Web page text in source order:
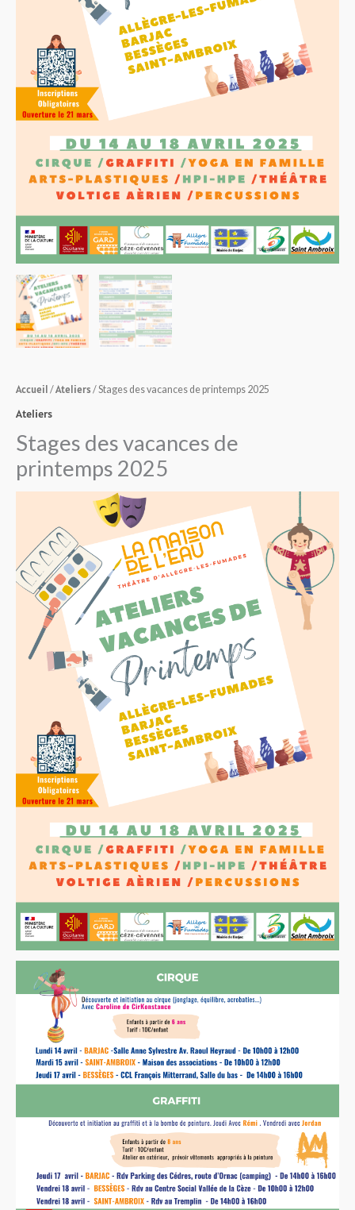
Accueil /Ateliers / Stages des vacances de printemps 2025
Ateliers
Stages des vacances de
printemps 2025